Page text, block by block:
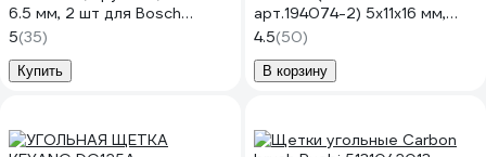
6.5 мм, 2 шт для Bosch
2604321905 Калибр
00000076423
5(35)
Купить
арт.194074-2) 5x11x16 мм,
автостоп ПРАКТИКА 790-
984
4.5(50)
В корзину